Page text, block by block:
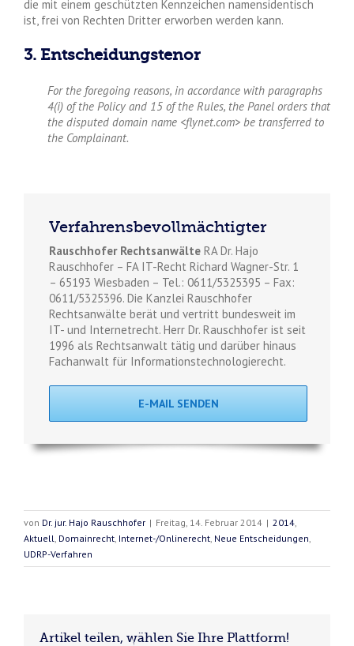
die mit einem geschützten Kennzeichen namensidentisch
ist, frei von Rechten Dritter erworben werden kann.
3. Entscheidungstenor
For the foregoing reasons, in accordance with paragraphs
4(i) of the Policy and 15 of the Rules, the Panel orders that
the disputed domain name <flynet.com> be transferred to
the Complainant.
Verfahrensbevollmächtigter
Rauschhofer Rechtsanwälte RA Dr. Hajo
Rauschhofer – FA IT-Recht Richard Wagner-Str. 1
– 65193 Wiesbaden – Tel.: 0611/5325395 – Fax:
0611/5325396. Die Kanzlei Rauschhofer
Rechtsanwälte berät und vertritt bundesweit im
IT- und Internetrecht. Herr Dr. Rauschhofer ist seit
1996 als Rechtsanwalt tätig und darüber hinaus
Fachanwalt für Informationstechnologierecht.
E-MAIL SENDEN
von Dr. jur. Hajo Rauschhofer | Freitag, 14. Februar 2014 | 2014
Aktuell Domainrecht Internet-/Onlinerecht Neue Entscheidungen
UDRP-Verfahren
Artikel teilen, wählen Sie Ihre Plattform!